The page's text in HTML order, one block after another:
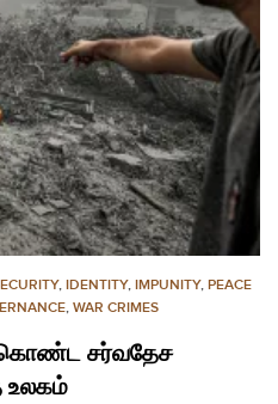
, IDENTITY, IMPUNITY, PEACE
, WAR CRIMES
சர்வதேச
உலகம்